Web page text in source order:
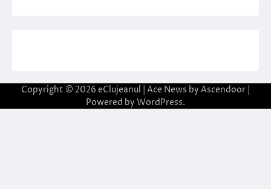
Copyright © 2026 eClujeanul | Ace News by Ascendoor
Powered by WordPress.